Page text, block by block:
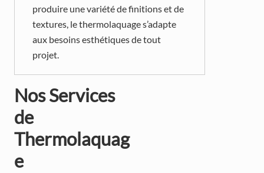
produire une variété de finitions et de
textures, le thermolaquage s’adapte
aux besoins esthétiques de tout
projet.
Nos Services
de
Thermolaquag
e